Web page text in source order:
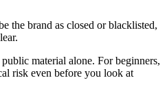
the brand as closed or blacklisted,
material alone. For beginners,
risk even before you look at